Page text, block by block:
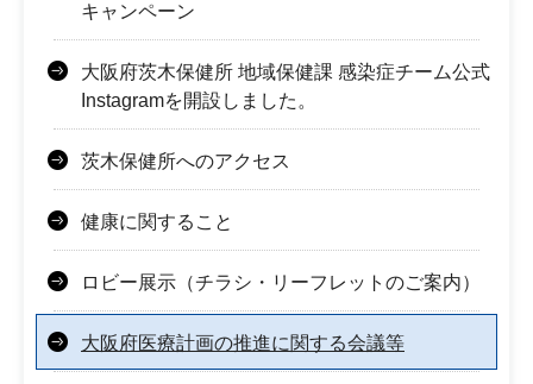
キャンペーン
大阪府茨木保健所 地域保健課 感染症チーム公式
Instagramを開設しました。
茨木保健所へのアクセス
健康に関すること
ロビー展示（チラシ・リーフレットのご案内）
大阪府医療計画の推進に関する会議等